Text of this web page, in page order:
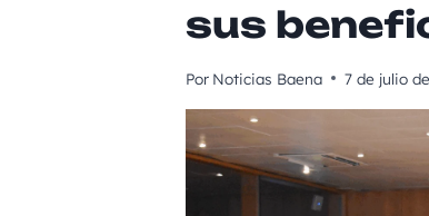
sus
Por Noticias Baena 7 de julio